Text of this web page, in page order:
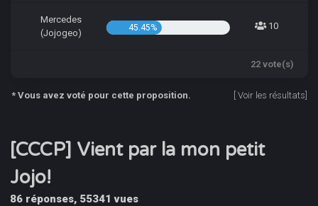
Mercedes
(Jojogeo)
45.45% 10
22 vote(s)
* Vous avez voté pour cette proposition. Voir les résultats
[CCCP] Vient par la mon petit
Jojo!
86 réponses, 55341 vues